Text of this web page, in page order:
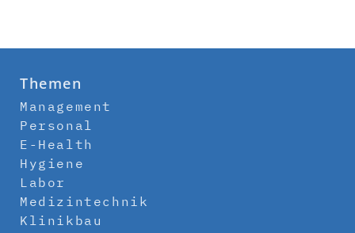
Themen
Management
Personal
E-Health
Hygiene
Labor
Medizintechnik
Klinikbau